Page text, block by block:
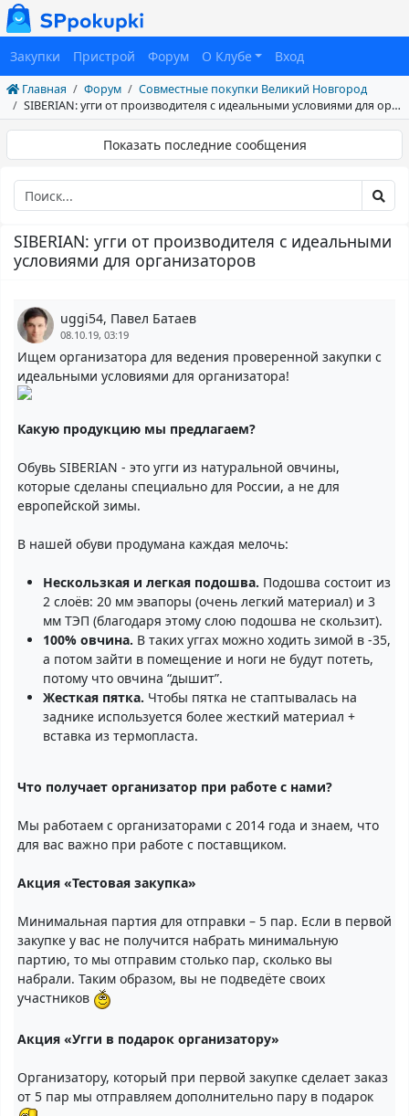
Закупки Пристрой Форум О Клубе Вход
Главная Форум
Совместные покупки Великий Новгород
SIBERIAN: угги от производителя с идеальными условиями для организаторов
Показать последние сообщения
SIBERIAN: угги от производителя с идеальными
условиями для организаторов
uggi54, Павел Батаев
08.10.19, 03:19
Ищем организатора для ведения проверенной закупки с
идеальными условиями для организатора!
Какую продукцию мы предлагаем?
Обувь SIBERIAN - это угги из натуральной овчины,
которые сделаны специально для России, а не для
европейской зимы.
В нашей обуви продумана каждая мелочь:
Нескользкая и легкая подошва. Подошва состоит из
2 слоёв: 20 мм эвапоры (очень легкий материал) и 3
мм ТЭП (благодаря этому слою подошва не скользит).
100% овчина. В таких уггах можно ходить зимой в -35,
а потом зайти в помещение и ноги не будут потеть,
потому что овчина “дышит”.
Жесткая пятка. Чтобы пятка не стаптывалась на
заднике используется более жесткий материал +
вставка из термопласта.
Что получает организатор при работе с нами?
Мы работаем с организаторами с 2014 года и знаем, что
для вас важно при работе с поставщиком.
Акция «Тестовая закупка»
Минимальная партия для отправки – 5 пар. Если в первой
закупке у вас не получится набрать минимальную
партию, то мы отправим столько пар, сколько вы
набрали. Таким образом, вы не подведёте своих
участников
Акция «Угги в подарок организатору»
Организатору, который при первой закупке сделает заказ
от 5 пар мы отправляем дополнительно пару в подарок